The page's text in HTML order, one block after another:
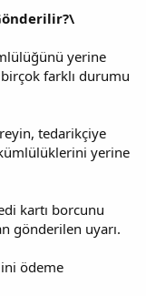
yerine
farklı durumu
tedarikçiye
yerine
kartı borcunu
gönderilen uyarı.
ödeme